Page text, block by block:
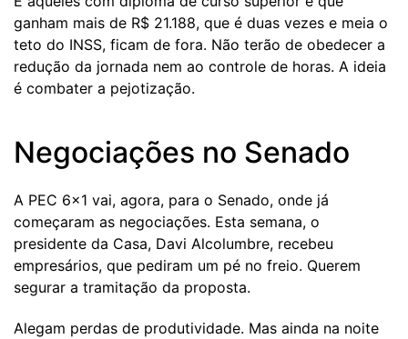
ganham mais de R$ 21.188, que é duas vezes e meia o
teto do INSS, ficam de fora. Não terão de obedecer a
redução da jornada nem ao controle de horas. A ideia
é combater a pejotização.
Negociações no Senado
A PEC 6x1 vai, agora, para o Senado, onde já
começaram as negociações. Esta semana, o
presidente da Casa, Davi Alcolumbre, recebeu
empresários, que pediram um pé no freio. Querem
segurar a tramitação da proposta.
Alegam perdas de produtividade. Mas ainda na noite